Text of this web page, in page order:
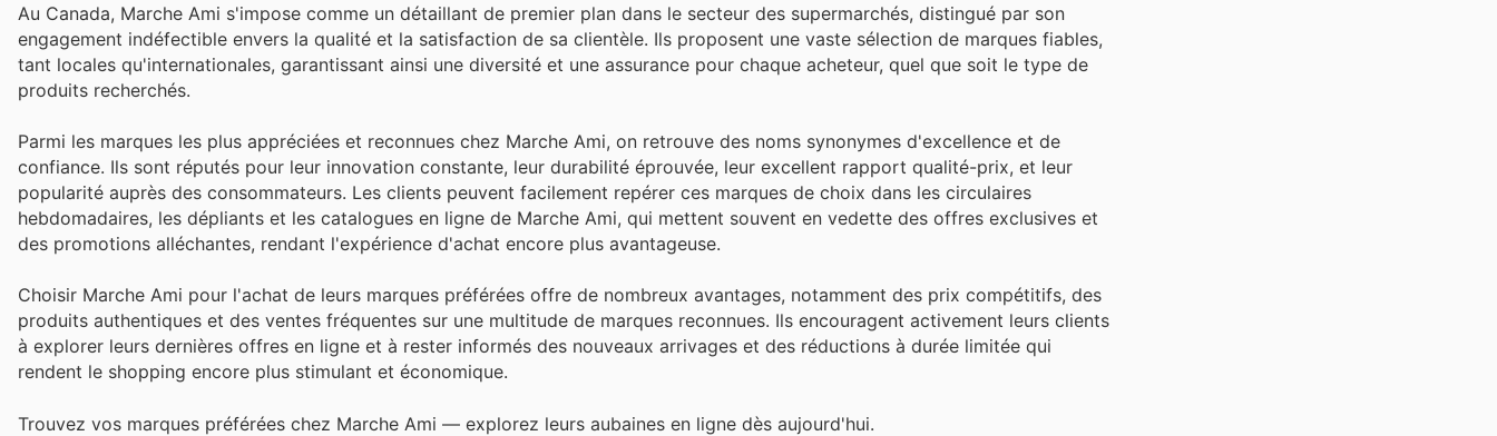
Au Canada, Marche Ami s'impose comme un détaillant de premier plan dans le secteur des supermarchés, distingué par son
engagement indéfectible envers la qualité et la satisfaction de sa clientèle. Ils proposent une vaste sélection de marques fiables,
tant locales qu'internationales, garantissant ainsi une diversité et une assurance pour chaque acheteur, quel que soit le type de
produits recherchés.
Parmi les marques les plus appréciées et reconnues chez Marche Ami, on retrouve des noms synonymes d'excellence et de
confiance. Ils sont réputés pour leur innovation constante, leur durabilité éprouvée, leur excellent rapport qualité-prix, et leur
popularité auprès des consommateurs. Les clients peuvent facilement repérer ces marques de choix dans les circulaires
hebdomadaires, les dépliants et les catalogues en ligne de Marche Ami, qui mettent souvent en vedette des offres exclusives et
des promotions alléchantes, rendant l'expérience d'achat encore plus avantageuse.
Choisir Marche Ami pour l'achat de leurs marques préférées offre de nombreux avantages, notamment des prix compétitifs, des
produits authentiques et des ventes fréquentes sur une multitude de marques reconnues. Ils encouragent activement leurs clients
à explorer leurs dernières offres en ligne et à rester informés des nouveaux arrivages et des réductions à durée limitée qui
rendent le shopping encore plus stimulant et économique.
Trouvez vos marques préférées chez Marche Ami — explorez leurs aubaines en ligne dès aujourd'hui.